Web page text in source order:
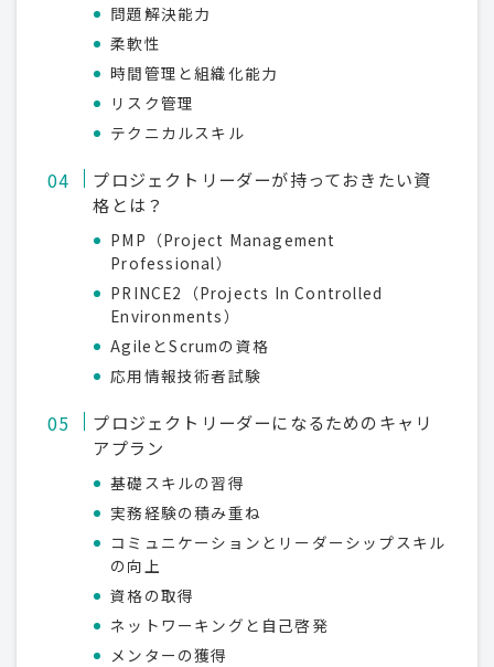
問題解決能力
柔軟性
時間管理と組織化能力
リスク管理
テクニカルスキル
プロジェクトリーダーが持っておきたい資
格とは？
PMP（Project Management
Professional）
PRINCE2（Projects In Controlled
Environments）
AgileとScrumの資格
応用情報技術者試験
プロジェクトリーダーになるためのキャリ
アプラン
基礎スキルの習得
実務経験の積み重ね
コミュニケーションとリーダーシップスキル
の向上
資格の取得
ネットワーキングと自己啓発
メンターの獲得